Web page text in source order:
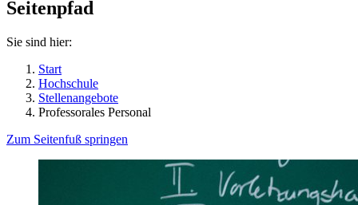
Seitenpfad
Sie sind hier:
Start
Hochschule
Stellenangebote
Professorales Personal
Zum Seitenfuß springen